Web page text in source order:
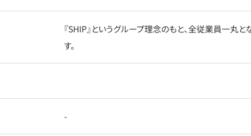
『SHIP』というグループ理念のもと、全従業員一丸
す。
-